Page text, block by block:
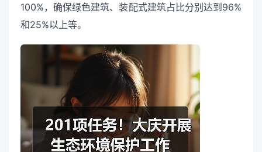
100%，确保绿色建筑、装配式建筑占比分别达到96%
和25%以上等。